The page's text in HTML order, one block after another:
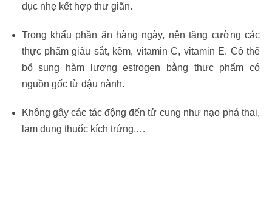
dục nhẹ kết hợp thư giãn.
Trong khẩu phần ăn hàng ngày, nên tăng cường các
thực phẩm giàu sắt, kẽm, vitamin C, vitamin E. Có thể
bổ sung hàm lượng estrogen bằng thực phẩm có
nguồn gốc từ đậu nành.
Không gây các tác động đến tử cung như nạo phá thai,
lạm dụng thuốc kích trứng,…